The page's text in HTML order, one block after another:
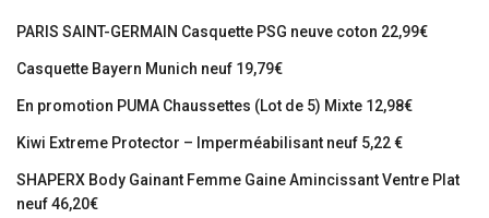
PARIS SAINT-GERMAIN Casquette PSG neuve coton 22,99€
Casquette Bayern Munich neuf 19,79€
En promotion PUMA Chaussettes (Lot de 5) Mixte 12,98€
Kiwi Extreme Protector – Imperméabilisant neuf 5,22 €
SHAPERX Body Gainant Femme Gaine Amincissant Ventre Plat
neuf 46,20€